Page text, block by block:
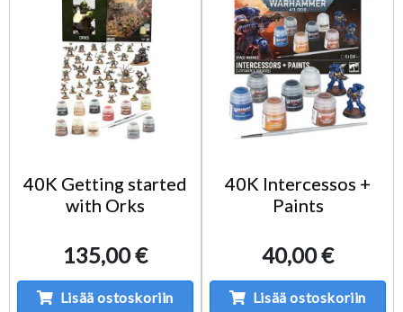
40K Getting started
with Orks
135,00 €
Lisää ostoskoriin
40K Intercessos +
Paints
40,00 €
Lisää ostoskoriin